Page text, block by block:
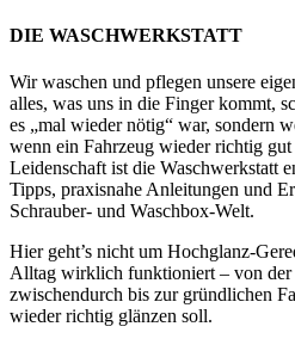
DIE WASCHWERKSTATT
Wir waschen und pflegen unsere
alles, was uns in die Finger kommt,
es „mal wieder nötig“ war, sondern
wenn ein Fahrzeug wieder richtig gut
Leidenschaft ist die Waschwerkstatt
Tipps, praxisnahe Anleitungen und
Schrauber- und Waschbox-Welt.
Hier geht’s nicht um Hochglanz-
Alltag wirklich funktioniert – von der
zwischendurch bis zur gründlichen
wieder richtig glänzen soll.